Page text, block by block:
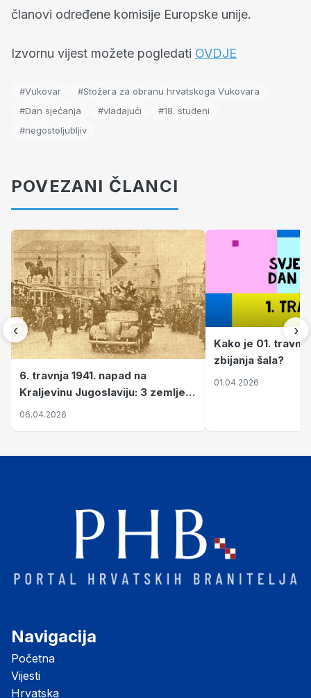
članovi određene komisije Europske unije.
Izvornu vijest možete pogledati OVDJE
#Vukovar
#Stožera za obranu hrvatskoga Vukovara
#Dan sjećanja
#vladajući
#18. studeni
#negostoljubljiv
POVEZANI ČLANCI
‹
6. travnja 1941. napad na
Kraljevinu Jugoslaviju: 3 zemlje
nastale njenim raspadom
06.04.2026
Kako je 01.
zbijanja šala?
01.04.2026
›
Navigacija
Početna
Vijesti
Hrvatska